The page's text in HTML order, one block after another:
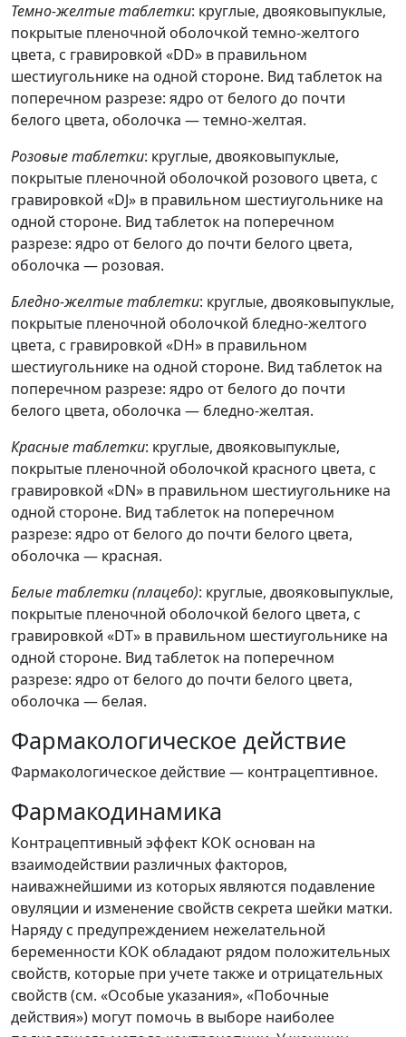
Темно-желтые таблетки: круглые, двояковыпуклые,
покрытые пленочной оболочкой темно-желтого
цвета, с гравировкой «DD» в правильном
шестиугольнике на одной стороне. Вид таблеток на
поперечном разрезе: ядро от белого до почти
белого цвета, оболочка — темно-желтая.
Розовые таблетки: круглые, двояковыпуклые,
покрытые пленочной оболочкой розового цвета, с
гравировкой «DJ» в правильном шестиугольнике на
одной стороне. Вид таблеток на поперечном
разрезе: ядро от белого до почти белого цвета,
оболочка — розовая.
Бледно-желтые таблетки: круглые, двояковыпуклые,
покрытые пленочной оболочкой бледно-желтого
цвета, с гравировкой «DH» в правильном
шестиугольнике на одной стороне. Вид таблеток на
поперечном разрезе: ядро от белого до почти
белого цвета, оболочка — бледно-желтая.
Красные таблетки: круглые, двояковыпуклые,
покрытые пленочной оболочкой красного цвета, с
гравировкой «DN» в правильном шестиугольнике на
одной стороне. Вид таблеток на поперечном
разрезе: ядро от белого до почти белого цвета,
оболочка — красная.
Белые таблетки (плацебо): круглые, двояковыпуклые,
покрытые пленочной оболочкой белого цвета, с
гравировкой «DT» в правильном шестиугольнике на
одной стороне. Вид таблеток на поперечном
разрезе: ядро от белого до почти белого цвета,
оболочка — белая.
Фармакологическое действие
Фармакологическое действие — контрацептивное.
Фармакодинамика
Контрацептивный эффект КОК основан на
взаимодействии различных факторов,
наиважнейшими из которых являются подавление
овуляции и изменение свойств секрета шейки матки.
Наряду с предупреждением нежелательной
беременности КОК обладают рядом положительных
свойств, которые при учете также и отрицательных
свойств (см. «Особые указания», «Побочные
действия») могут помочь в выборе наиболее